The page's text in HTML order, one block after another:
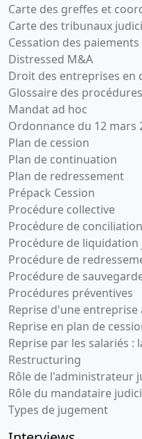
Carte des greffes et
Carte des tribunaux
Cessation des
Distressed M&A
Droit des entreprises en
Glossaire des
Mandat ad hoc
Ordonnance du 12 mars
Plan de cession
Plan de continuation
Plan de redressement
Prépack Cession
Procédure collective
Procédure de conciliation
Procédure de
Procédure de
Procédure de
Procédures préventives
Reprise d'une entreprise
Reprise en plan de
Reprise par les salariés :
Restructuring
Rôle de l'administrateur
Rôle du mandataire
Types de jugement